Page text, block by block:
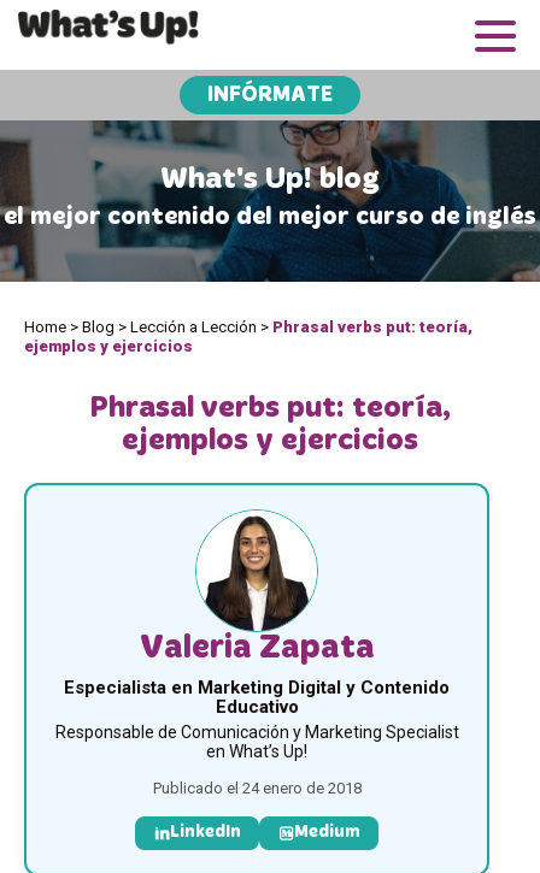
INFÓRMATE
What's Up! blog
el mejor contenido del mejor curso de inglés
Home > Blog > Lección a Lección > Phrasal verbs put: teoría,
ejemplos y ejercicios
Phrasal verbs put: teoría,
ejemplos y ejercicios
Valeria Zapata
Especialista en Marketing Digital y Contenido
Educativo
Responsable de Comunicación y Marketing Specialist
en What’s Up!
Publicado el 24 enero de 2018
LinkedIn Medium